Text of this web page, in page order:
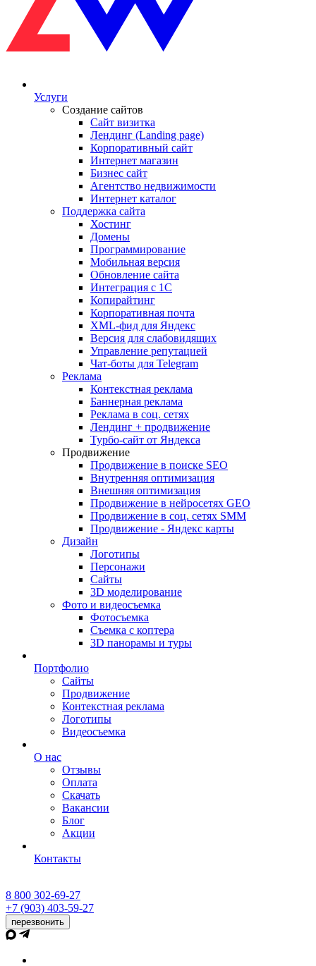
Услуги
Создание сайтов
Сайт визитка
Лендинг (Landing page)
Корпоративный сайт
Интернет магазин
Бизнес сайт
Агентство недвижимости
Интернет каталог
Поддержка сайта
Хостинг
Домены
Программирование
Мобильная версия
Обновление сайта
Интеграция с 1С
Копирайтинг
Корпоративная почта
XML-фид для Яндекс
Версия для слабовидящих
Управление репутацией
Чат-боты для Telegram
Реклама
Контекстная реклама
Баннерная реклама
Реклама в соц. сетях
Лендинг + продвижение
Турбо-сайт от Яндекса
Продвижение
Продвижение в поиске SEO
Внутренняя оптимизация
Внешняя оптимизация
Продвижение в нейросетях GEO
Продвижение в соц. сетях SMM
Продвижение - Яндекс карты
Дизайн
Логотипы
Персонажи
Сайты
3D моделирование
Фото и видеосъемка
Фотосъемка
Съемка с коптера
3D панорамы и туры
Портфолио
Сайты
Продвижение
Контекстная реклама
Логотипы
Видеосъемка
О нас
Отзывы
Оплата
Скачать
Вакансии
Блог
Акции
Контакты
8 800 302-69-27
+7 (903) 403-59-27
перезвонить